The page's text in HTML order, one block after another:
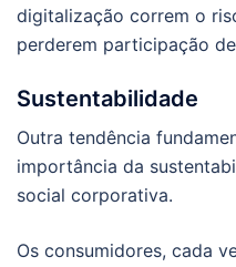
digitalização correm o
perderem participação
Sustentabilidade
Outra tendência
importância da
social corporativa.
Os consumidores, cada